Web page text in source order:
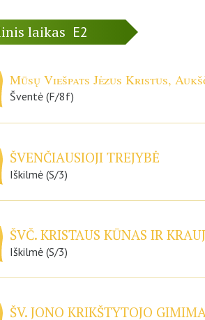
laikas E2
Mūsų Viešpats Jėzus Kristus,
Šventė (F/8f)
ŠVENČIAUSIOJI TREJYBĖ
Iškilmė (S/3)
ŠVČ. KRISTAUS KŪNAS IR
Iškilmė (S/3)
ŠV. JONO KRIKŠTYTOJO